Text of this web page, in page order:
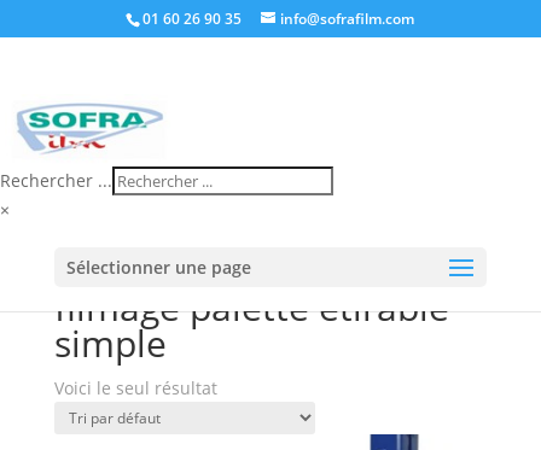
01 60 26 90 35 info@sofrafilm.com
Rechercher ...
×
Sélectionner une page
palette étirable simple”
filmage palette étirable
simple
Voici le seul résultat